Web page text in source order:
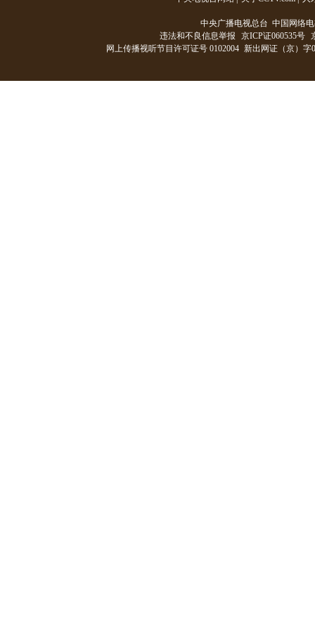
中央广播电视总台 中国网络
违法和不良信息举报
京ICP证060535号
网上传播视听节目许可证号 0102004 新出网证（京）